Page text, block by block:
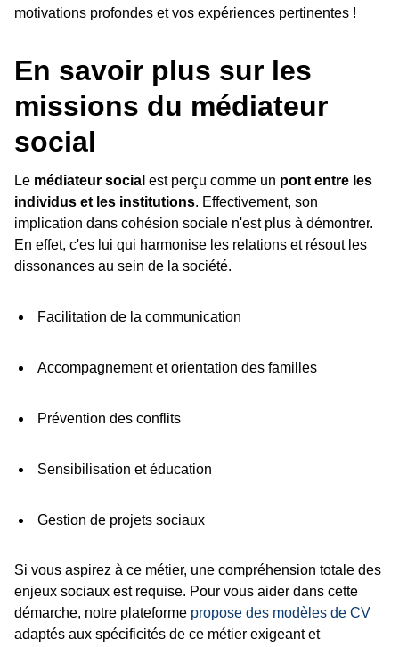
motivations profondes et vos expériences pertinentes !
En savoir plus sur les
missions du médiateur
social
Le médiateur social est perçu comme un pont entre les
individus et les institutions. Effectivement, son
implication dans cohésion sociale n'est plus à démontrer.
En effet, c'es lui qui harmonise les relations et résout les
dissonances au sein de la société.
Facilitation de la communication
Accompagnement et orientation des familles
Prévention des conflits
Sensibilisation et éducation
Gestion de projets sociaux
Si vous aspirez à ce métier, une compréhension totale des
enjeux sociaux est requise. Pour vous aider dans cette
démarche, notre plateforme propose des modèles de CV
adaptés aux spécificités de ce métier exigeant et